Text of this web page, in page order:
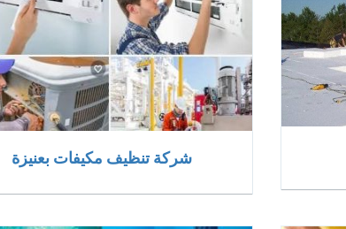
شركة تنظيف مكيفات بعنيزة